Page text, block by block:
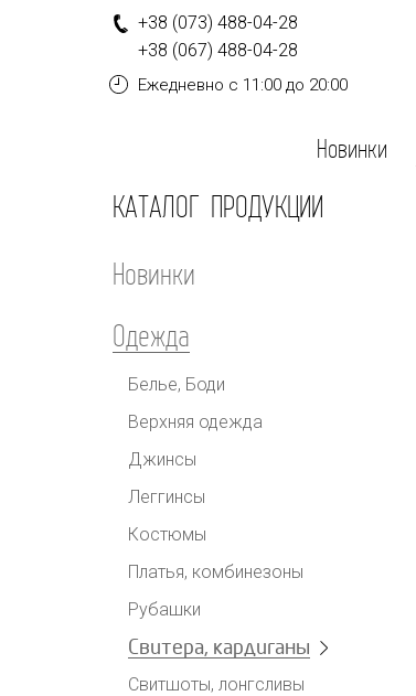
+38 (073) 488-04-28
+38 (067) 488-04-28
Ежедневно с 11:00 до 20:00
Новинки
КАТАЛОГ ПРОДУКЦИИ
Новинки
Одежда
Белье, Боди
Верхняя одежда
Джинсы
Леггинсы
Костюмы
Платья, комбинезоны
Рубашки
Свитера, кардиганы
Свитшоты, лонгсливы